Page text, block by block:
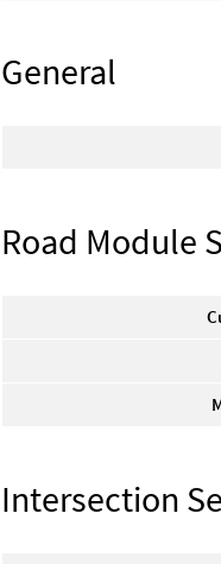
General
Road Module
Intersection